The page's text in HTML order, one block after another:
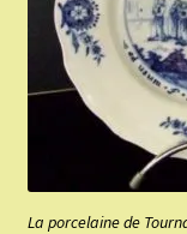
La porcelaine de